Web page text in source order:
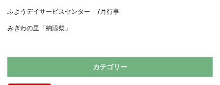
ふようデイサービスセンター 7月行事
みぎわの里「納涼祭」
カテゴリー